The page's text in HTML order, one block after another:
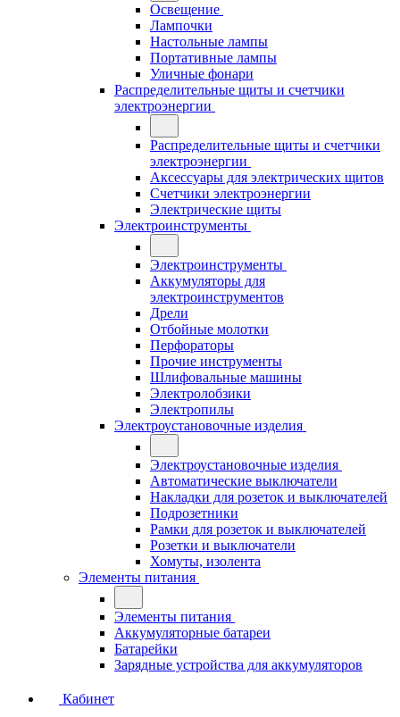
Освещение
Лампочки
Настольные лампы
Портативные лампы
Уличные фонари
Распределительные щиты и счетчики
электроэнергии
Распределительные щиты и счетчики
электроэнергии
Аксессуары для электрических щитов
Счетчики электроэнергии
Электрические щиты
Электроинструменты
Электроинструменты
Аккумуляторы для
электроинструментов
Дрели
Отбойные молотки
Перфораторы
Прочие инструменты
Шлифовальные машины
Электролобзики
Электропилы
Электроустановочные изделия
Электроустановочные изделия
Автоматические выключатели
Накладки для розеток и выключателей
Подрозетники
Рамки для розеток и выключателей
Розетки и выключатели
Хомуты, изолента
Элементы питания
Элементы питания
Аккумуляторные батареи
Батарейки
Зарядные устройства для аккумуляторов
Кабинет